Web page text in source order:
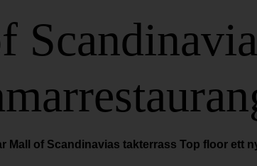
Mall of Scandinavias takterrass Top floor ett